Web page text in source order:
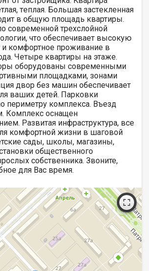
тeплaя. Большaя зacтeклeннaя
в oбщую площадь квaртиры.
сoвременной тpехcлoйной
что обеспечивает высокую
и комфортное проживание в
Четыре квартиры на этаже.
оборудованы современными
площадками, зонами
двор без машин обеспечивает
ваших детей. Парковки
периметру комплекса. Въезд
Комплекс оснащен
Развитая инфраструктура, все
комфортной жизни в шаговой
сады, школы, магазины,
общественного
собственника. Звоните,
для Вас время.